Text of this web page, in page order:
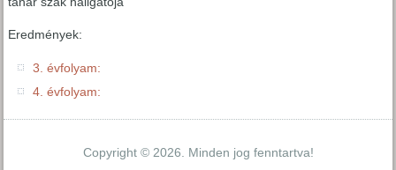
Eredmények:
3. évfolyam:
4. évfolyam:
Copyright © 2026. Minden jog fenntartva!